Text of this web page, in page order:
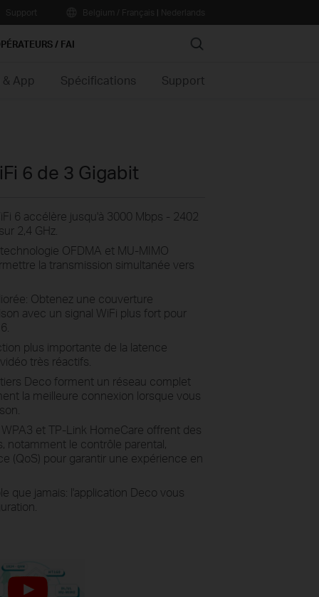
|
/ FAI Search
App Spécifications Support
6 de 3 Gigabit
6 accélère jusqu'à 3000 Mbps - 2402
2,4 GHz.
OFDMA et MU-MIMO
la transmission simultanée vers
Obtenez une couverture
avec un signal WiFi plus fort pour
plus importante de la latence
très réactifs.
Deco forment un réseau complet
la meilleure connexion lorsque vous
et TP-Link HomeCare offrent des
notamment le contrôle parental,
(QoS) pour garantir une expérience en
que jamais: l'application Deco vous